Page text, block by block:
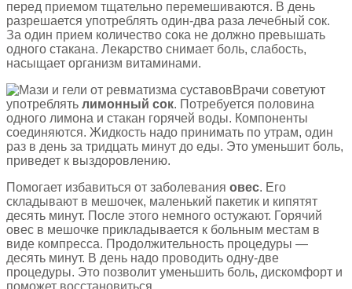
перед приемом тщательно перемешиваются. В день
разрешается употреблять один-два раза лечебный сок.
За один прием количество сока не должно превышать
одного стакана. Лекарство снимает боль, слабость,
насыщает организм витаминами.
Врачи советуют
употреблять лимонный сок. Потребуется половина
одного лимона и стакан горячей воды. Компоненты
соединяются. Жидкость надо принимать по утрам, один
раз в день за тридцать минут до еды. Это уменьшит боль,
приведет к выздоровлению.
Помогает избавиться от заболевания овес. Его
складывают в мешочек, маленький пакетик и кипятят
десять минут. После этого немного остужают. Горячий
овес в мешочке прикладывается к больным местам в
виде компресса. Продолжительность процедуры —
десять минут. В день надо проводить одну-две
процедуры. Это позволит уменьшить боль, дискомфорт и